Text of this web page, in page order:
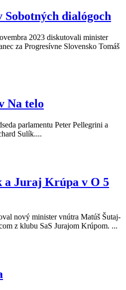
Sobotných dialógoch
2023 diskutovali minister
za Progresívne Slovensko Tomáš
Na telo
parlamentu Peter Pellegrini a
Sulík....
a Juraj Krúpa v O 5
nový minister vnútra Matúš Šutaj-
z klubu SaS Jurajom Krúpom. ...